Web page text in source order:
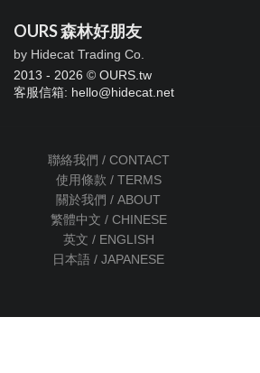
OURS 森林好朋友
by Hidecat Trading Co.
2013 - 2026 © OURS.tw
客服信箱: hello@hidecat.net
聯絡我們 / CONTACT
使用條款 / TERMS
關於我們 / ABOUT
繁體中文 / CHINESE
英文 / ENGLISH
日本語 / JAPANESE